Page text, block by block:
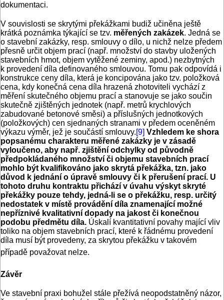
dokumentaci.
V souvislosti se skrytými překážkami budiž učiněna ještě
krátká poznámka týkající se tzv. měřených zakázek. Jedná se
o stavební zakázky, resp. smlouvy o dílo, u nichž nelze předem
přesně určit objem prací (např. množství do stavby uložených
stavebních hmot, objem vytěžené zeminy, apod.) nezbytných
k provedení díla definovaného smlouvou. Tomu pak odpovídá i
konstrukce ceny díla, která je koncipována jako tzv. položková
cena, kdy konečná cena díla hrazená zhotoviteli vychází z
měření skutečného objemu prací a stanovuje se jako součin
skutečně zjištěných jednotek (např. metrů krychlových
zabudované betonové směsi) a příslušných jednotkových
(položkových) cen sjednaných stranami v předem oceněném
výkazu výměr, jež je součástí smlouvy.[9] Vzhledem ke shora
popsanému charakteru měřené zakázky je v zásadě
vyloučeno, aby např. zjištění odchylky od původně
předpokládaného množství či objemu stavebních prací
mohlo být kvalifikováno jako skrytá překážka, tzn. jako
důvod k jednání o úpravě smlouvy či k přerušení prací. U
tohoto druhu kontraktu přichází v úvahu výskyt skryté
překážky pouze tehdy, jedná-li se o překážku, resp. určitý
nedostatek v místě provádění díla znamenající možné
nepříznivé kvalitativní dopady na jakost či konečnou
podobu předmětu díla. Úskalí kvantitativní povahy mající vliv
toliko na objem stavebních prací, které k řádnému provedení
díla musí být provedeny, za skrytou překážku v takovém
případě považovat nelze.
Závěr
Ve stavební praxi bohužel stále přežívá neopodstatněný názor,